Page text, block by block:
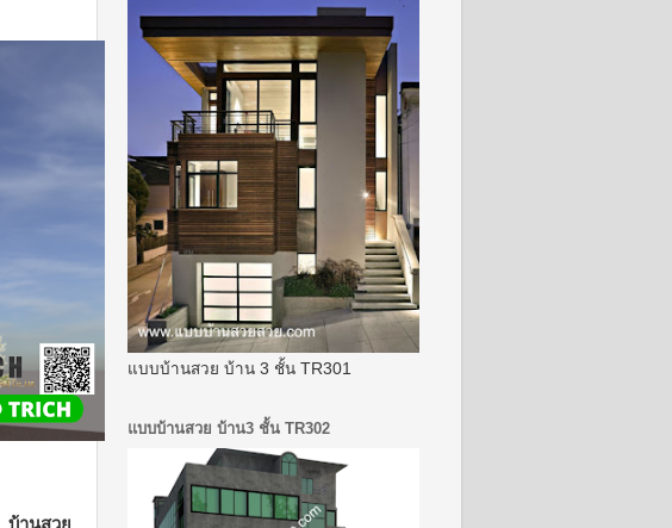
บ้านสวย
แบบบ้านสวย บ้าน 3 ชั้น TR301
แบบบ้านสวย บ้าน3 ชั้น TR302